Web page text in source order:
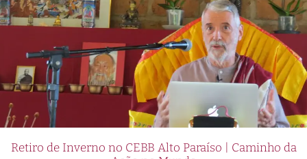
Retiro de Inverno no CEBB Alto Paraíso | Caminho da